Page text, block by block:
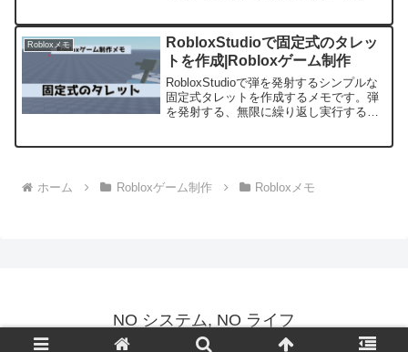
Robloxメモ
RobloxStudioで固定式のタレッ
トを作成|Robloxゲーム制作
RobloxStudioで弾を発射するシンプルな
固定式タレットを作成するメモです。弾
を発射する、無限に繰り返し実行する基
ホーム Robloxゲーム制作 Robloxメモ
NO システム, NO ライフ
© 2019 NO システム, NO ライフ.